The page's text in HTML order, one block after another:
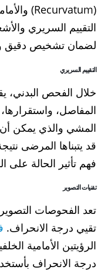
التقييم السريري
لضمان تشخيص دقيق
التقييم السريري
خلال الفحص البدني،
المفاصل،
المشي والذي يمكن
قد يتبناها المرضى
فهم تأثير الحالة على
تقنيات التصوير
تعد الفحوصات
تقيي درجة الانحراف.
الرؤيتين الأمامية
درجة الانحراف